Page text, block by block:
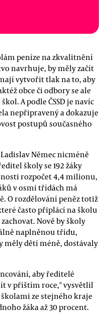
peníze na zkvalitnění
navrhuje, by měly začít
vytvořit tlak na to, aby
obce či odbory se ale
A podle ČSSD je navíc
nepřipravený a dokazuje
postupů současného
Němec nicméně
školy se 192 žáky
rozpočet 4,4 milionu,
v osmi třídách má
O rozdělování peněz totiž
často připlácí na školu
Nově by školy
naplněnou třídu,
měly dětí méně, dostávaly
aby ředitelé
v příštím roce," vysvětlil
ze stejného kraje
žáka až 30 procent.